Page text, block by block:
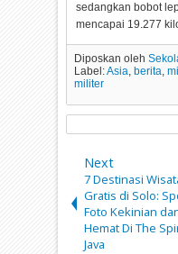
sedangkan bobot
mencapai 19.277
Diposkan oleh
Label:Asia, berita,
militer
Next
7 Destinasi
Gratis di Solo:
Foto Kekinian
Hemat Di The
Java